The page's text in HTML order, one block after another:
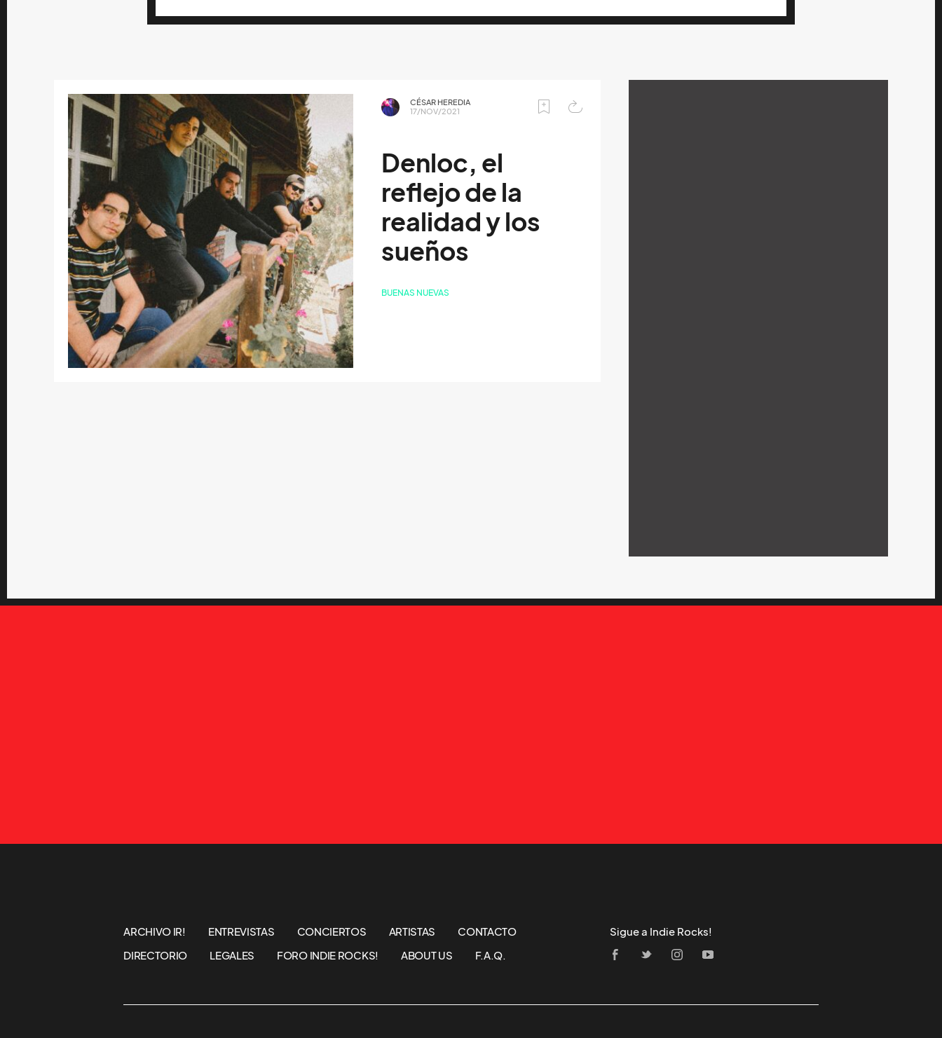
CÉSAR HEREDIA
17/NOV/2021
Denloc, el
reflejo de la
realidad y los
sueños
BUENAS NUEVAS
ARCHIVO IR! ENTREVISTAS CONCIERTOS ARTISTAS
CONTACTO
DIRECTORIO
LEGALES FORO INDIE ROCKS! ABOUT US F.A.Q.
Sigue a Indie Rocks!